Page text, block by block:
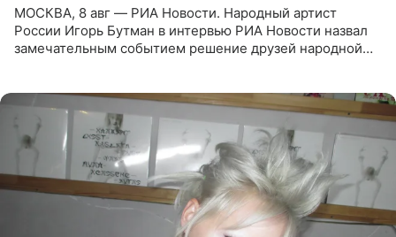
МОСКВА, 8 авг — РИА Новости. Народный артист
России Игорь Бутман в интервью РИА Новости назвал
замечательным событием решение друзей народной